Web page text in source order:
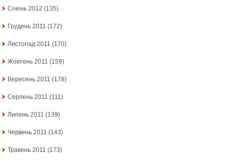
Січень 2012 (135)
Грудень 2011 (172)
Листопад 2011 (170)
Жовтень 2011 (159)
Вересень 2011 (178)
Серпень 2011 (111)
Липень 2011 (139)
Червень 2011 (143)
Травень 2011 (173)